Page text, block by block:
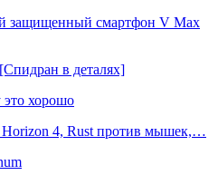
защищенный смартфон V Max
в деталях]
хорошо
Horizon 4, Rust против мышек,…